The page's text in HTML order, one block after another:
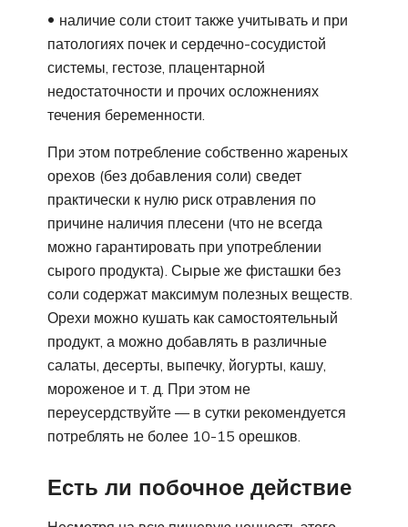
наличие соли стоит также учитывать и при
патологиях почек и сердечно-сосудистой
системы, гестозе, плацентарной
недостаточности и прочих осложнениях
течения беременности.
При этом потребление собственно жареных
орехов (без добавления соли) сведет
практически к нулю риск отравления по
причине наличия плесени (что не всегда
можно гарантировать при употреблении
сырого продукта). Сырые же фисташки без
соли содержат максимум полезных веществ.
Орехи можно кушать как самостоятельный
продукт, а можно добавлять в различные
салаты, десерты, выпечку, йогурты, кашу,
мороженое и т. д. При этом не
переусердствуйте — в сутки рекомендуется
потреблять не более 10-15 орешков.
Есть ли побочное действие